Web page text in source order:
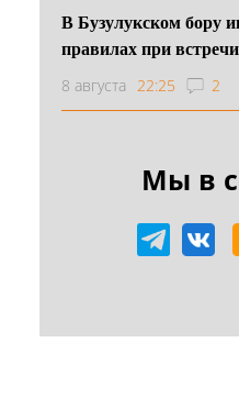
В Бузулукском бору
правилах при
8 августа 22:25 2
Мы в